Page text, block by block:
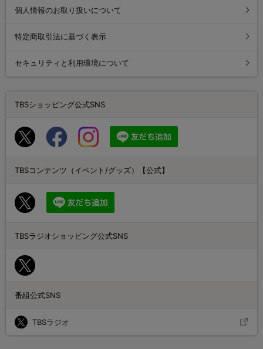
個人情報のお取り扱いについて
特定商取引法に基づく表示
セキュリティと利用環境について
TBSショッピング公式SNS
TBSコンテンツ（イベント/グッズ）【公式】
TBSラジオショッピング公式SNS
番組公式SNS
TBSラジオ